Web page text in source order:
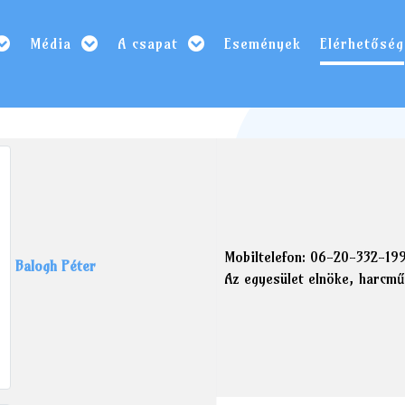
Média A csapat Események Elérhetőség
Balogh Péter
Mobiltelefon: 06-20-332-
Az egyesület elnöke,